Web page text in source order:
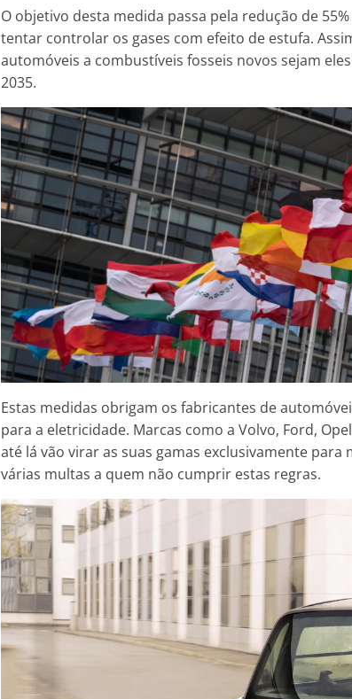
O objetivo desta medida passa pela redução de
tentar controlar os gases com efeito de estufa.
automóveis a combustíveis fosseis novos sejam
2035.
Estas medidas obrigam os fabricantes de
para a eletricidade. Marcas como a Volvo, Ford,
até lá vão virar as suas gamas exclusivamente
várias multas a quem não cumprir estas regras.